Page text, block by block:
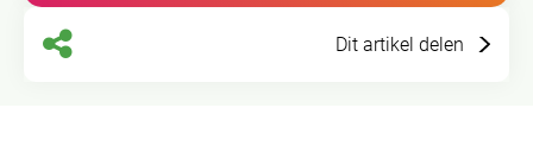
Dit artikel delen